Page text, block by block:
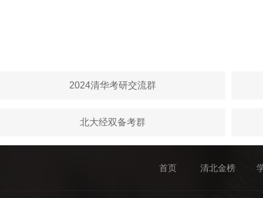
2024清华考研交流群
北大经双备考群
首页 清北金榜